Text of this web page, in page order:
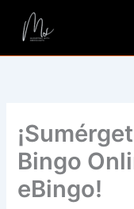
Bingo
eBingo!